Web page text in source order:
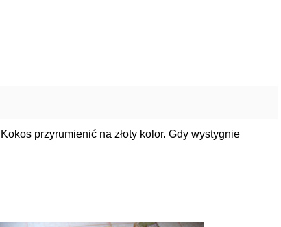
przyrumienić na złoty kolor. Gdy wystygnie